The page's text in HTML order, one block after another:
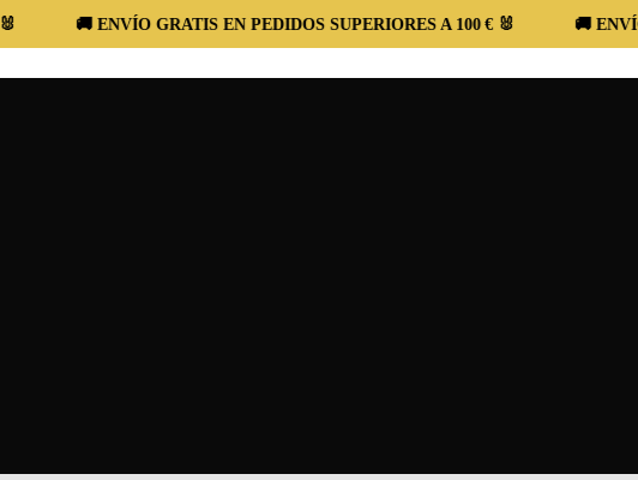
🚚 ENVÍO GRATIS EN PEDIDOS SUPERIORES A 100 € 🐰 🚚 ENVÍO